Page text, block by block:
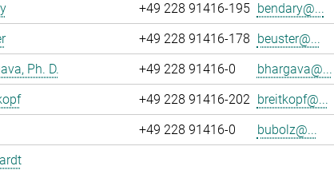
+49 228 91416-195 bendary@...
+49 228 91416-178 beuster@...
Ph. D.
+49 228 91416-0 bhargava@...
+49 228 91416-202 breitkopf@...
+49 228 91416-0 bubolz@...